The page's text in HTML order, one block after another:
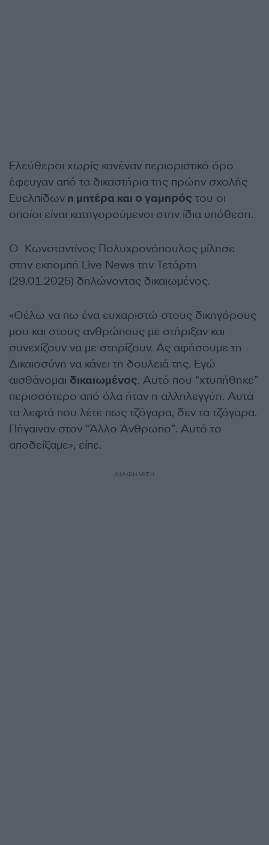
Ελεύθεροι χωρίς κανέναν περιοριστικό όρο
έφευγαν από τα δικαστήρια της πρώην σχολής
Ευελπίδων η μητέρα και ο γαμπρός του οι
οποίοι είναι κατηγορούμενοι στην ίδια υπόθεση.
Ο Κωνσταντίνος Πολυχρονόπουλος μίλησε
στην εκπομπή Live News την Τετάρτη
(29.01.2025) δηλώνοντας δικαιωμένος.
«Θέλω να πω ένα ευχαριστώ στους δικηγόρους
μου και στους ανθρώπους με στήριξαν και
συνεχίζουν να με στηρίζουν. Ας αφήσουμε τη
Δικαιοσύνη να κάνει τη δουλειά της. Εγώ
αισθάνομαι δικαιωμένος. Αυτό που “χτυπήθηκε”
περισσότερο από όλα ήταν η αλληλεγγύη. Αυτά
τα λεφτά που λέτε πως τζόγαρα, δεν τα τζόγαρα.
Πήγαιναν στον “Άλλο Άνθρωπο”. Αυτό το
αποδείξαμε», είπε.
ΔΙΑΦΗΜΙΣΗ